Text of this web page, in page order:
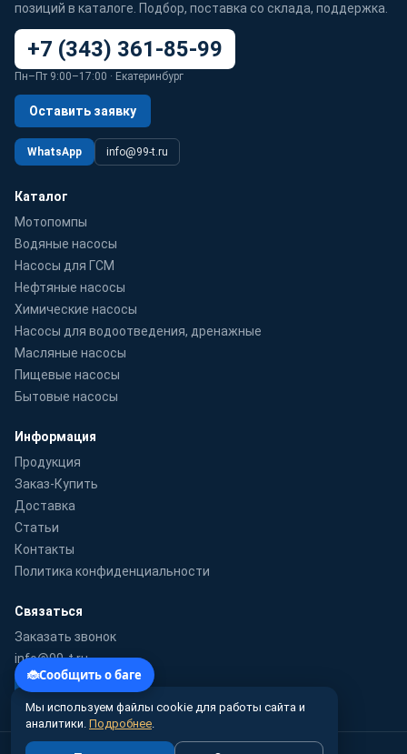
позиций в каталоге. Подбор, поставка со склада, поддержка.
+7 (343) 361-85-99
Пн–Пт 9:00–17:00 · Екатеринбург
Оставить заявку
WhatsApp info@99-t.ru
Каталог
Мотопомпы
Водяные насосы
Насосы для ГСМ
Нефтяные насосы
Химические насосы
Насосы для водоотведения, дренажные
Масляные насосы
Пищевые насосы
Бытовые насосы
Информация
Продукция
Заказ-Купить
Доставка
Статьи
Контакты
Политика конфиденциальности
Связаться
Заказать звонок
info@99-t.ru
WhatsApp
© 2010–2026 99-t.ru · Гидромаш-Урал — поставка насосного
Мы используем файлы cookie для работы сайта и
аналитики. Подробнее.